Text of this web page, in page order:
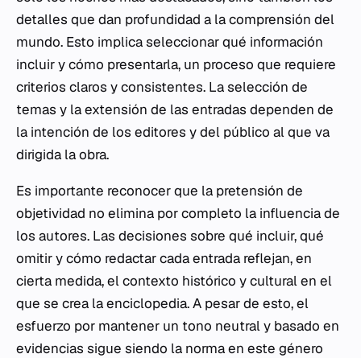
detalles que dan profundidad a la comprensión del
mundo. Esto implica seleccionar qué información
incluir y cómo presentarla, un proceso que requiere
criterios claros y consistentes. La selección de
temas y la extensión de las entradas dependen de
la intención de los editores y del público al que va
dirigida la obra.
Es importante reconocer que la pretensión de
objetividad no elimina por completo la influencia de
los autores. Las decisiones sobre qué incluir, qué
omitir y cómo redactar cada entrada reflejan, en
cierta medida, el contexto histórico y cultural en el
que se crea la enciclopedia. A pesar de esto, el
esfuerzo por mantener un tono neutral y basado en
evidencias sigue siendo la norma en este género